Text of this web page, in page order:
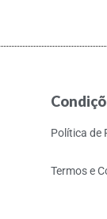
Política de
Termos e